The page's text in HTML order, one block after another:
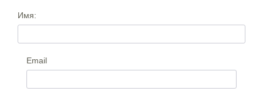
Имя:
Email